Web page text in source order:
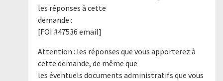
les réponses à cette
demande :
[FOI #47536 email]
Attention : les réponses que vous apporterez à
cette demande, de même que
les éventuels documents administratifs que vous